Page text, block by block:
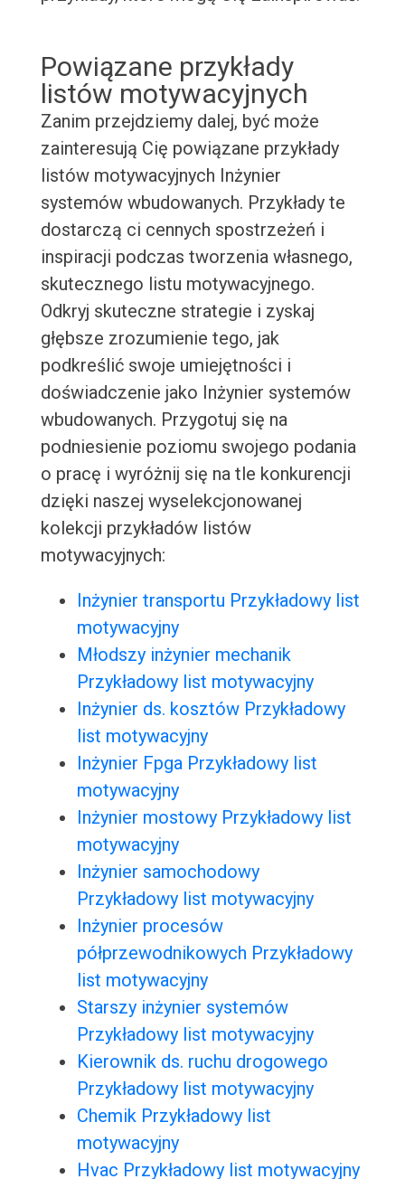
Powiązane przykłady
listów motywacyjnych
Zanim przejdziemy dalej, być może
zainteresują Cię powiązane przykłady
listów motywacyjnych Inżynier
systemów wbudowanych. Przykłady te
dostarczą ci cennych spostrzeżeń i
inspiracji podczas tworzenia własnego,
skutecznego listu motywacyjnego.
Odkryj skuteczne strategie i zyskaj
głębsze zrozumienie tego, jak
podkreślić swoje umiejętności i
doświadczenie jako Inżynier systemów
wbudowanych. Przygotuj się na
podniesienie poziomu swojego podania
o pracę i wyróżnij się na tle konkurencji
dzięki naszej wyselekcjonowanej
kolekcji przykładów listów
motywacyjnych:
Inżynier transportu Przykładowy list
motywacyjny
Młodszy inżynier mechanik
Przykładowy list motywacyjny
Inżynier ds. kosztów Przykładowy
list motywacyjny
Inżynier Fpga Przykładowy list
motywacyjny
Inżynier mostowy Przykładowy list
motywacyjny
Inżynier samochodowy
Przykładowy list motywacyjny
Inżynier procesów
półprzewodnikowych Przykładowy
list motywacyjny
Starszy inżynier systemów
Przykładowy list motywacyjny
Kierownik ds. ruchu drogowego
Przykładowy list motywacyjny
Chemik Przykładowy list
motywacyjny
Hvac Przykładowy list motywacyjny